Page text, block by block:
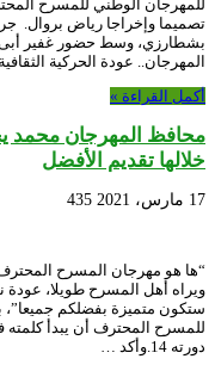
للمهرجان الوطني للمسرح
تصميما وإخراجا رياض بروال.
بشطارزي، وسط حضور غفير
المهرجان.. عودة الحركية
أكمل القراءة »
محافظ المهرجان محمد
خلالها تقديم الأفضل
17 مارس، 2021 435
“ها هو مهرجان المسرح المحترف
ويراه أهل المسرح طويلا،
ستكون متميزة بفضلكم جميعا”،
للمسرح المحترف أن يبدأ
دورته 14.وأكد …